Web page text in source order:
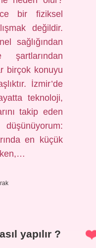
bir fiziksel
değildir.
sağlığından
şartlarından
birçok konuyu
İzmir’de
teknoloji,
takip eden
en küçük
yapılır ?